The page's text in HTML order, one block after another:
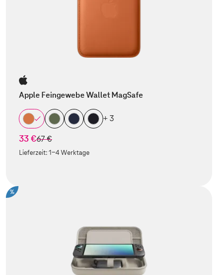
Apple Feingewebe Wallet MagSafe
+ 3
33 €statt
67 €
Lieferzeit:1-4 Werktage
%